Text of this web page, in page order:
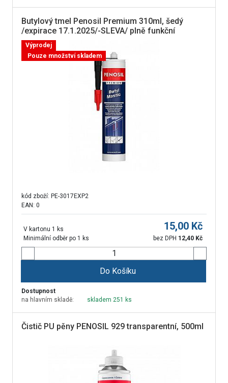
Butylový tmel Penosil Premium 310ml, šedý
/expirace 17.1.2025/-SLEVA/ plně funkční
Výprodej
Pouze množství skladem
kód zboží: PE-3017EXP2
EAN: 0
V kartonu 1 ks
Minimální odběr po 1 ks
15,00 Kč
bez DPH 12,40 Kč
Do Košíku
Dostupnost
na hlavním skladě:
skladem 251 ks
Čistič PU pěny PENOSIL 929 transparentní, 500ml